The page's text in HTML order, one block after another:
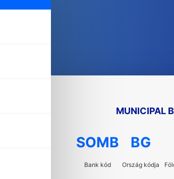
MUNICIPAL
SOMB
Bank kód
BG
Ország kódja